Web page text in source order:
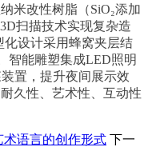
米改性树脂（SiO₂添加
扫描技术实现复杂造
化设计采用蜂窝夹层结
智能雕塑集成LED照明
置，提升夜间展示效
久性、艺术性、互动性
语言的创作形式 下一